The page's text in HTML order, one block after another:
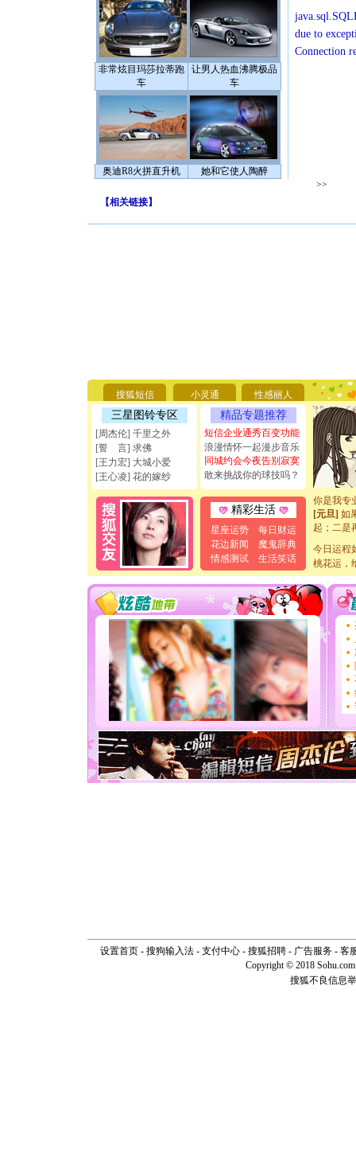
非常炫目玛莎拉蒂跑
车
让男人热血沸腾极品
车
奥迪R8火拼直升机 她和它使人陶醉
due to
Connection
>>
【相关链接】
搜狐短信 小灵通 性感丽人
三星图铃专区
[周杰伦] 千里之外
[誓 言] 求佛
[王力宏] 大城小爱
[王心凌] 花的嫁纱
精品专题推荐
短信企业通秀百变功能
浪漫情怀一起漫步音乐
同城约会今夜告别寂寞
敢来挑战你的球技吗？
精彩生活
星座运势
每日财运
花边新闻
魔鬼辞典
情感测试
生活笑话
要平安！
[圣诞节]
能正大光
天都要快
[圣诞节]
如意,快
[元旦]看
断电。爱
你是我专
[元旦] 如
起；二是
[元旦]当
泣，这痛
卖了。水
[春节]风
颜！冬
道一声平
[春节]
传
片叶子
送你一
[圣诞节]
你太多
要平安
[圣诞节]
能正大光
天都要快
[圣诞节]
如意,快
[元旦]看
[春节]传
片叶子是
送你一棵
今日运程
桃花运，
设置首页- 搜狗输入法- 支付中心- 搜狐招聘- 广告服务- 客
Copyright © 2018
搜狐不良信息